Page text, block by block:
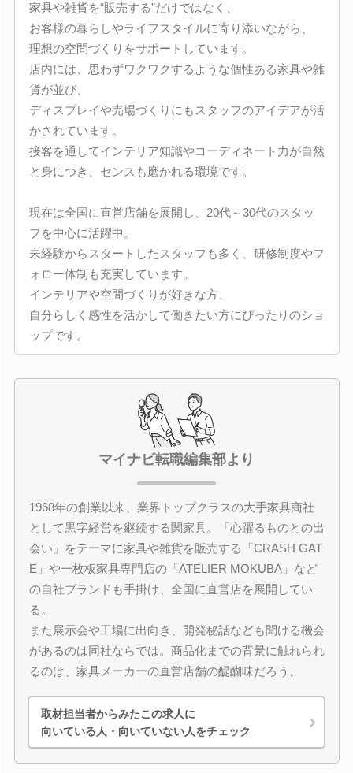
家具や雑貨を“販売する”だけではなく、
お客様の暮らしやライフスタイルに寄り添いながら、
理想の空間づくりをサポートしています。
店内には、思わずワクワクするような個性ある家具や雑
貨が並び、
ディスプレイや売場づくりにもスタッフのアイデアが活
かされています。
接客を通してインテリア知識やコーディネート力が自然
と身につき、センスも磨かれる環境です。
現在は全国に直営店舗を展開し、20代～30代のスタッ
フを中心に活躍中。
未経験からスタートしたスタッフも多く、研修制度やフ
ォロー体制も充実しています。
インテリアや空間づくりが好きな方、
自分らしく感性を活かして働きたい方にぴったりのショ
ップです。
マイナビ転職編集部より
1968年の創業以来、業界トップクラスの大手家具商社
として黒字経営を継続する関家具。「心躍るものとの出
会い」をテーマに家具や雑貨を販売する「CRASH GAT
E」や一枚板家具専門店の「ATELIER MOKUBA」など
の自社ブランドも手掛け、全国に直営店を展開してい
る。
また展示会や工場に出向き、開発秘話なども聞ける機会
があるのは同社ならでは。商品化までの背景に触れられ
るのは、家具メーカーの直営店舗の醍醐味だろう。
取材担当者からみたこの求人に
向いている人・向いていない人をチェック